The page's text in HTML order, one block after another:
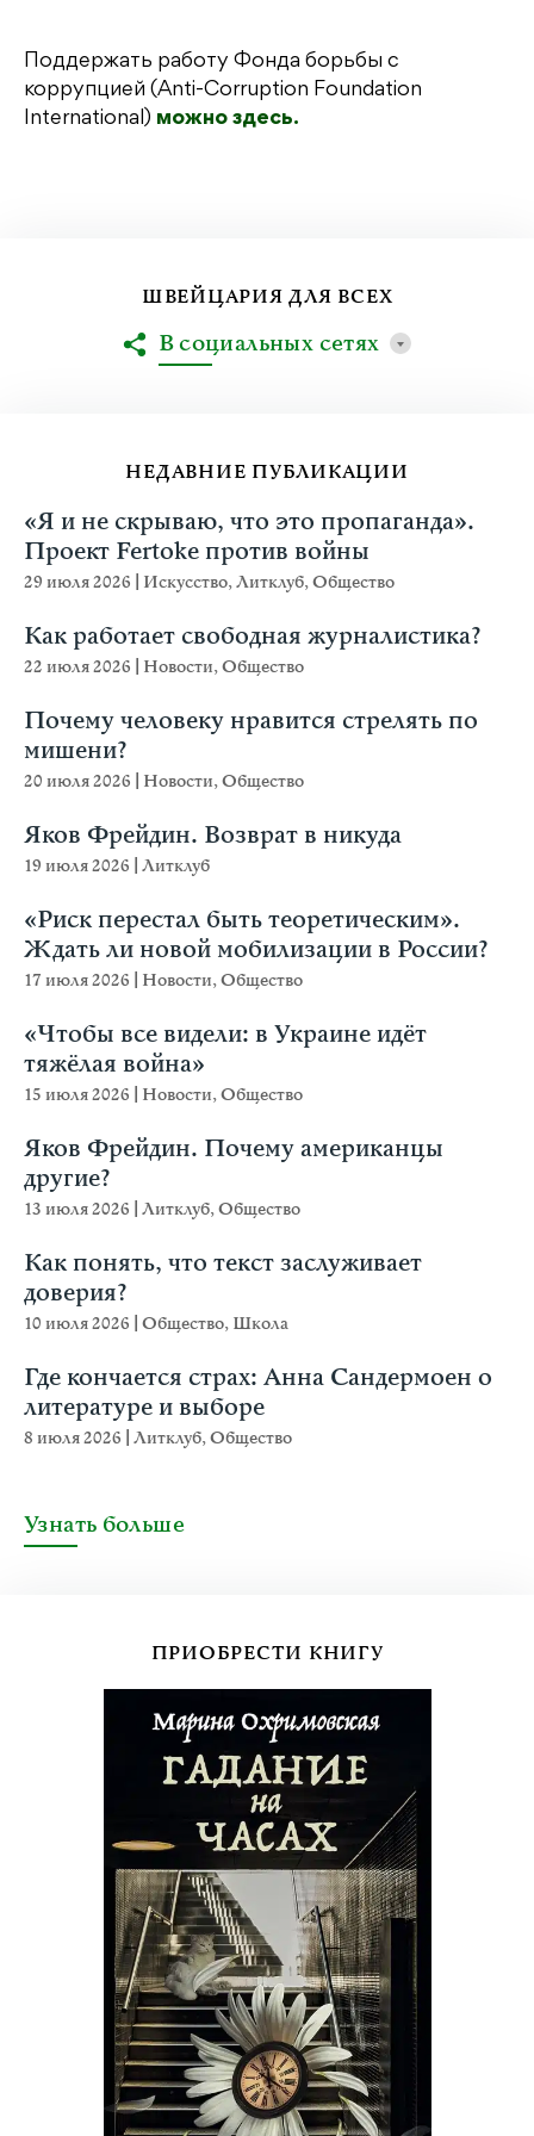
Поддержать работу Фонда борьбы с
коррупцией (Anti-Corruption Foundation
International) можно здесь.
НЕДАВНИЕ ПУБЛИКАЦИИ
«Я и не скрываю, что это пропаганда».
Проект Fertoke против войны
29 июля 2026 Искусство,Литклуб,Общество
Как работает свободная журналистика?
22 июля 2026 Новости,Общество
Почему человеку нравится стрелять по
мишени?
20 июля 2026 Новости,Общество
Яков Фрейдин. Возврат в никуда
19 июля 2026 Литклуб
«Риск перестал быть теоретическим».
Ждать ли новой мобилизации в России?
17 июля 2026 Новости,Общество
«Чтобы все видели: в Украине идёт
тяжёлая война»
15 июля 2026 Новости,Общество
Яков Фрейдин. Почему американцы
другие?
13 июля 2026 Литклуб,Общество
Как понять, что текст заслуживает
доверия?
10 июля 2026 Общество, Школа
Где кончается страх: Анна Сандермоен о
литературе и выборе
8 июля 2026 Литклуб,Общество
Узнать больше
ПРИОБРЕСТИ КНИГУ
ШВЕЙЦАРИЯ ДЛЯ ВСЕХ
В социальных сетях